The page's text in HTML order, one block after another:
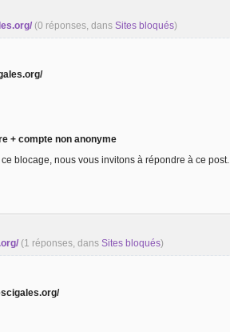
(0 réponses, dans Sites bloqués)
+ compte non anonyme
blocage, nous vous invitons à répondre à ce post.
(1 réponses, dans Sites bloqués)